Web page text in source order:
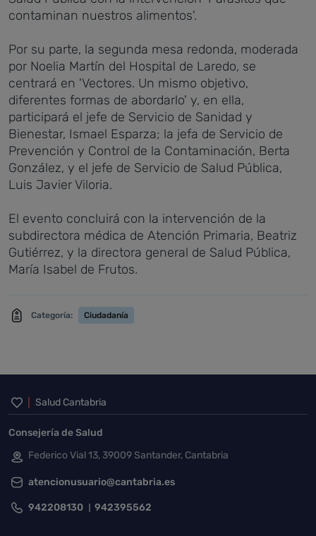
contaminan nuestros alimentos'.
Por su parte, la segunda mesa redonda, moderada
por Noelia Martín del Hospital de Laredo, se
centrará en 'Vectores. Un mismo objetivo,
diferentes formas de abordarlo' y, en ella,
participará el jefe de Servicio de Sanidad y
Bienestar, Ismael Esparza; la jefa de Servicio de
Prevención y Control de la Contaminación, Berta
González, y el jefe de Servicio de Salud Pública,
Luis Javier Viloria.
El evento concluirá con la intervención de la
subdirectora médica de Atención Primaria, Beatriz
Gutiérrez, y la directora general de Salud Pública,
María Isabel de Frutos.
Categoría: Ciudadanía
Inicio del pie de página
Salud Cantabria
Consejería de Salud
Federico Vial 13, 39009 Santander, Cantabria
atencionusuario@cantabria.es
942208130 942395562